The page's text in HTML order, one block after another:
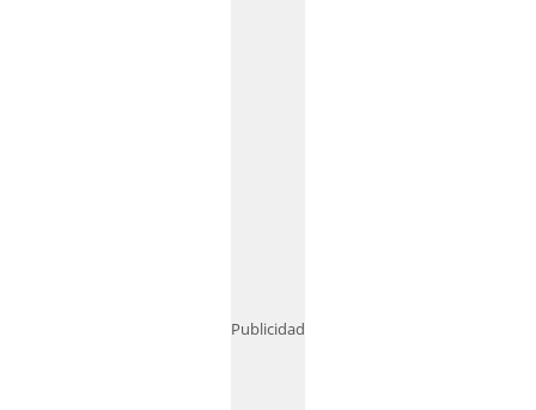
Publicidad